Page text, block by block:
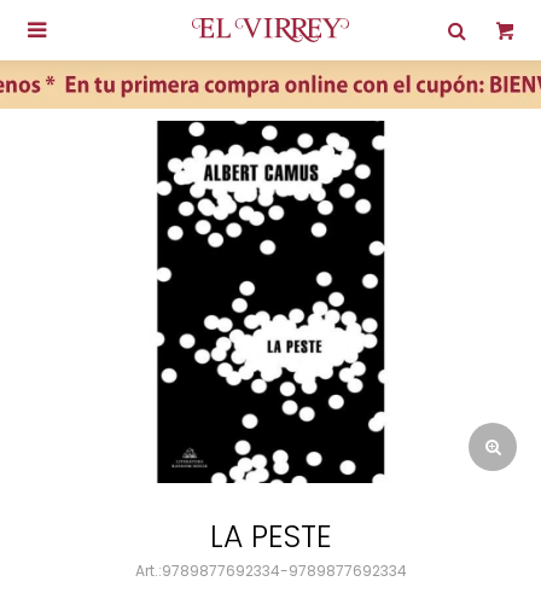

LA PESTE
9789877692334-9789877692334